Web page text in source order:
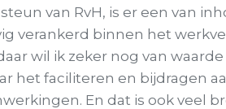
van RvH, is er een van
verankerd binnen het
wil ik zeker nog van
het faciliteren en bijdragen
En dat is ook veel